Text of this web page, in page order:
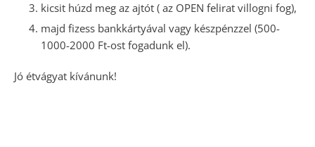
kicsit húzd meg az ajtót ( az OPEN felirat villogni fog),
majd fizess bankkártyával vagy készpénzzel (500-
1000-2000 Ft-ost fogadunk el).
Jó étvágyat kívánunk!